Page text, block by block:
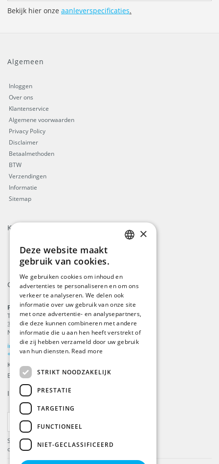
Bekijk hier onze aanleverspecificaties.
Algemeen
Inloggen
Over ons
Klantenservice
Algemene voorwaarden
Privacy Policy
Disclaimer
Betaalmethoden
BTW
Verzendingen
Informatie
Sitemap
Keurmerken
Contact
ProFlags B.V.
Tilbury 8
3897 AC,Zeewolde
Nederland
info@beachflags.com
+31 (0) 85 401 4648
KvK: 92559840
BTW-nummer: NL866099657B01
Inschrijven voor onze
Schrijf je in en ontvang de laatste updates over
onze producten.
GERMAN
FRENCH
×
Deze website maakt
gebruik van cookies.
We gebruiken cookies om inhoud en
advertenties te personaliseren en om ons
verkeer te analyseren. We delen ook
informatie over uw gebruik van onze site
met onze advertentie- en analysepartners,
die deze kunnen combineren met andere
informatie die u aan hen heeft verstrekt of
die zij hebben verzameld door uw gebruik
van hun diensten. Read more
STRIKT NOODZAKELIJK
PRESTATIE
TARGETING
FUNCTIONEEL
NIET-GECLASSIFICEERD